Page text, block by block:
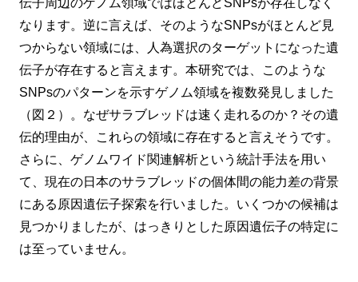
伝子周辺のゲノム領域ではほとんどSNPsが存在しなく
なります。逆に言えば、そのようなSNPsがほとんど見
つからない領域には、人為選択のターゲットになった遺
伝子が存在すると言えます。本研究では、このような
SNPsのパターンを示すゲノム領域を複数発見しました
（図２）。なぜサラブレッドは速く走れるのか？その遺
伝的理由が、これらの領域に存在すると言えそうです。
さらに、ゲノムワイド関連解析という統計手法を用い
て、現在の日本のサラブレッドの個体間の能力差の背景
にある原因遺伝子探索を行いました。いくつかの候補は
見つかりましたが、はっきりとした原因遺伝子の特定に
は至っていません。